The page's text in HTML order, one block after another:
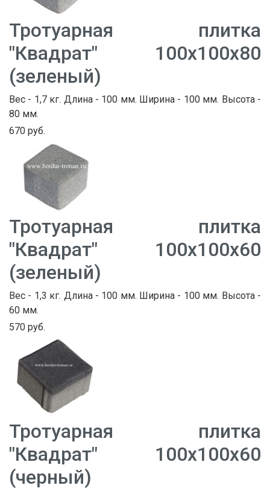
Тротуарная плитка
"Квадрат" 100х100х80
(зеленый)
Вес - 1,7 кг. Длина - 100 мм. Ширина - 100 мм. Высота -
80 мм.
670 руб.
Тротуарная плитка
"Квадрат" 100х100х60
(зеленый)
Вес - 1,3 кг. Длина - 100 мм. Ширина - 100 мм. Высота -
60 мм.
570 руб.
Тротуарная плитка
"Квадрат" 100х100х60
(черный)